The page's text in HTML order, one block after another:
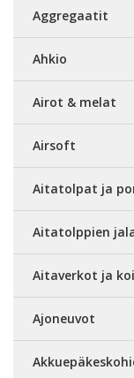
Aggregaatit
Ahkio
Airot & melat
Airsoft
Aitatolpat ja
Aitatolppien
Aitaverkot ja
Ajoneuvot